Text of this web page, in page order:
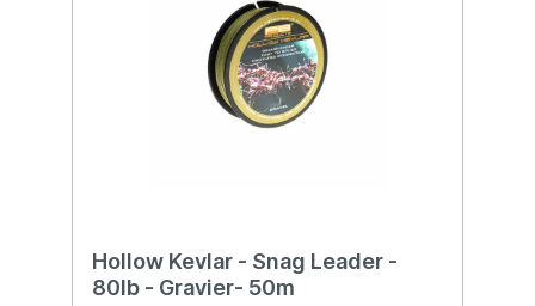
Hollow Kevlar - Snag Leader -
80lb - Gravier- 50m